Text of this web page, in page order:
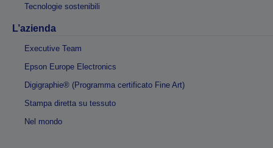
Tecnologie sostenibili
L’azienda
Executive Team
Epson Europe Electronics
Digigraphie® (Programma certificato Fine Art)
Stampa diretta su tessuto
Nel mondo